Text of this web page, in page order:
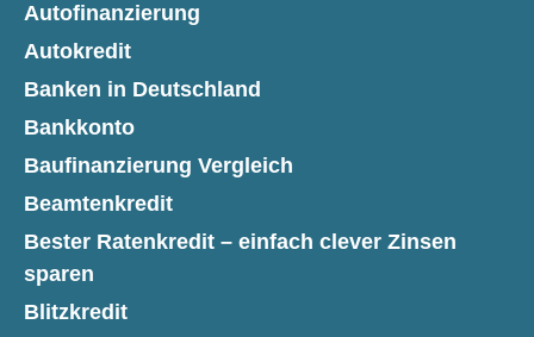
Autofinanzierung
Autokredit
Banken in Deutschland
Bankkonto
Baufinanzierung Vergleich
Beamtenkredit
Bester Ratenkredit – einfach clever Zinsen
sparen
Blitzkredit